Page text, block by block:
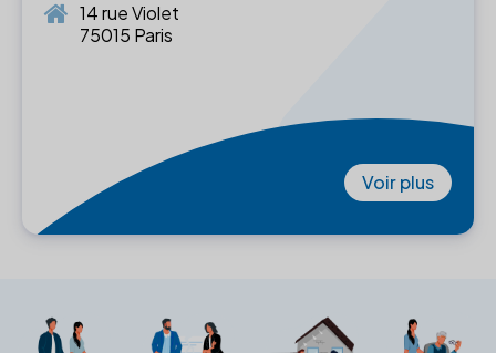
14 rue Violet
75015 Paris
Voir plus